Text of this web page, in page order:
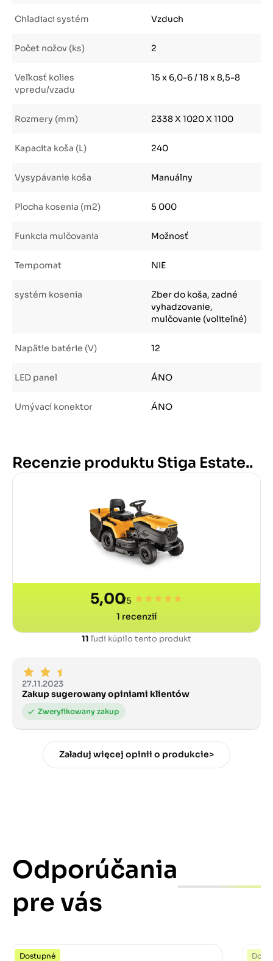
Chladiaci systém Vzduch
Počet nožov (ks) 2
Veľkosť kolies
vpredu/vzadu
15 x 6,0-6 / 18 x 8,5-8
Rozmery (mm) 2338 X 1020 X 1100
Kapacita koša (L) 240
Vysypávanie koša Manuálny
Plocha kosenia (m2) 5 000
Funkcia mulčovania Možnosť
Tempomat NIE
systém kosenia
Zber do koša, zadné
vyhadzovanie,
mulčovanie (voliteľné)
Napätie batérie (V) 12
LED panel ÁNO
Umývací konektor ÁNO
Recenzie produktu Stiga Estate..
5,00/5
1 recenzií
11 ľudí kúpilo tento produkt
27.11.2023
Zakup sugerowany opiniami klientów
Załaduj więcej opinii o produkcie>
Odporúčania
pre vás
Dostupné